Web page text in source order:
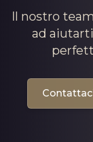
Il nostro
ad